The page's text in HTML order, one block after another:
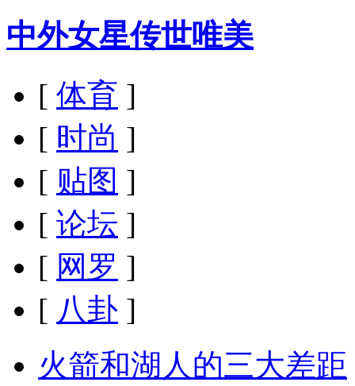
中外女星传世唯美
[ 体育 ]
[ 时尚 ]
[ 贴图 ]
[ 论坛 ]
[ 网罗 ]
[ 八卦 ]
火箭和湖人的三大差距